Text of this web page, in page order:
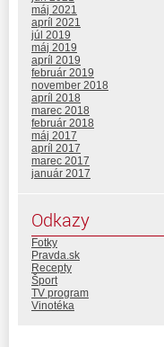
máj 2021
apríl 2021
júl 2019
máj 2019
apríl 2019
február 2019
november 2018
apríl 2018
marec 2018
február 2018
máj 2017
apríl 2017
marec 2017
január 2017
Odkazy
Fotky
Pravda.sk
Recepty
Šport
TV program
Vinotéka